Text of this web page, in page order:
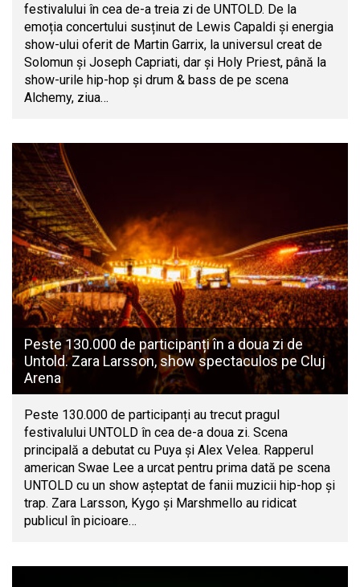
festivalului în cea de-a treia zi de UNTOLD. De la
emoția concertului susținut de Lewis Capaldi și energia
show-ului oferit de Martin Garrix, la universul creat de
Solomun și Joseph Capriati, dar și Holy Priest, până la
show-urile hip-hop și drum & bass de pe scena
Alchemy, ziua…
Peste 130.000 de participanți în a doua zi de
Untold. Zara Larsson, show spectaculos pe Cluj
Arena
Peste 130.000 de participanți au trecut pragul
festivalului UNTOLD în cea de-a doua zi. Scena
principală a debutat cu Puya și Alex Velea. Rapperul
american Swae Lee a urcat pentru prima dată pe scena
UNTOLD cu un show așteptat de fanii muzicii hip-hop și
trap. Zara Larsson, Kygo și Marshmello au ridicat
publicul în picioare…